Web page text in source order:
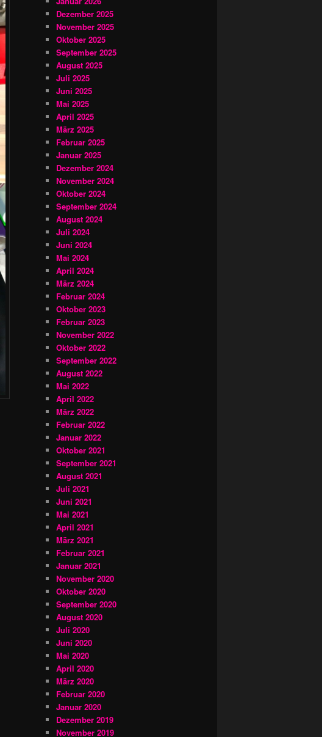
Dezember 2025
November 2025
Oktober 2025
September 2025
August 2025
Juli 2025
Juni 2025
Mai 2025
April 2025
März 2025
Februar 2025
Januar 2025
Dezember 2024
November 2024
Oktober 2024
September 2024
August 2024
Juli 2024
Juni 2024
Mai 2024
April 2024
März 2024
Februar 2024
Oktober 2023
Februar 2023
November 2022
Oktober 2022
September 2022
August 2022
Mai 2022
April 2022
März 2022
Februar 2022
Januar 2022
Oktober 2021
September 2021
August 2021
Juli 2021
Juni 2021
Mai 2021
April 2021
März 2021
Februar 2021
Januar 2021
November 2020
Oktober 2020
September 2020
August 2020
Juli 2020
Juni 2020
Mai 2020
April 2020
März 2020
Februar 2020
Januar 2020
Dezember 2019
November 2019